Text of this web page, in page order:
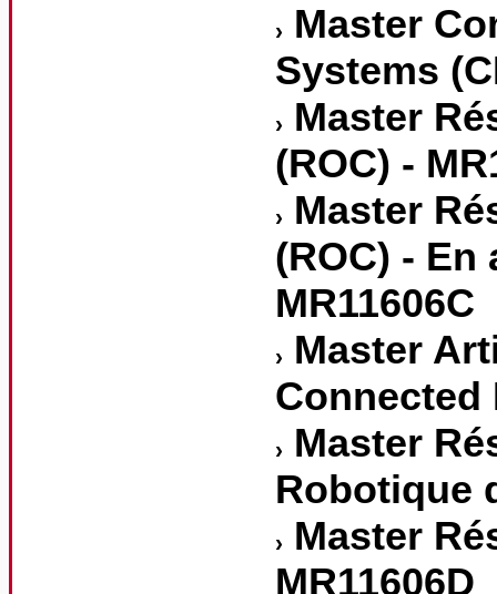
Master
Systems
Master
(ROC) -
Master
(ROC) - En
MR11606C
Master
Connected
Master
Robotique
Master
MR11606D